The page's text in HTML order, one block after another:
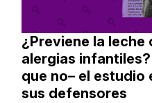
¿Previene la leche
alergias
que no– el estudio
sus defensores